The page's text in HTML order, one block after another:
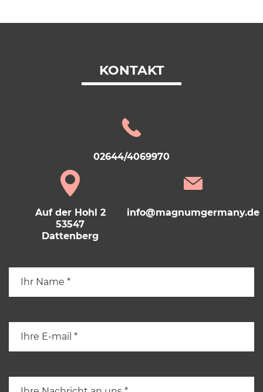
KONTAKT
02644/4069970
Auf der Hohl 2
53547
Dattenberg
info@magnumgermany.de